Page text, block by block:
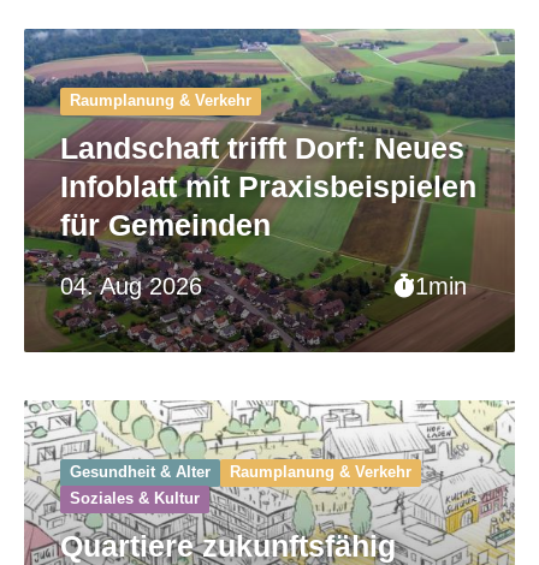
04. Aug 2026 1min
Raumplanung & Verkehr
Landschaft trifft Dorf: Neues
Infoblatt mit Praxisbeispielen
für Gemeinden
Gesundheit & Alter
Raumplanung & Verkehr
Soziales & Kultur
Quartiere zukunftsfähig